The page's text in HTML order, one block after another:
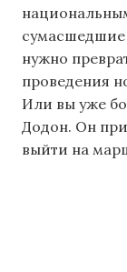
сумасшедшие
нужно
проведения
Или вы уже
Додон. Он
выйти на